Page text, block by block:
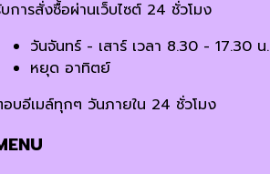
การสั่งซื้อผ่านเว็บไซต์ 24 ชั่วโมง
วันจันทร์ - เสาร์ เวลา 8.30 - 17.30 น.
หยุด อาทิตย์
บอีเมล์ทุกๆ วันภายใน 24 ชั่วโมง